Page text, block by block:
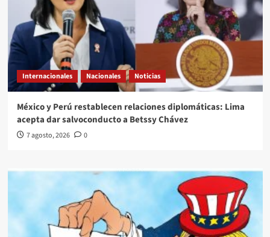
Internacionales Nacionales Noticias
México y Perú restablecen relaciones diplomáticas: Lima
acepta dar salvoconducto a Betssy Chávez
7 agosto, 2026 0